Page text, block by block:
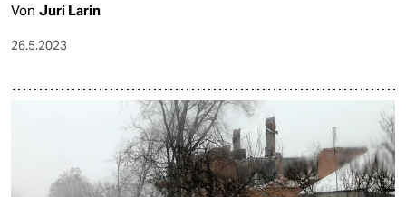
Von Juri Larin
26.5.2023